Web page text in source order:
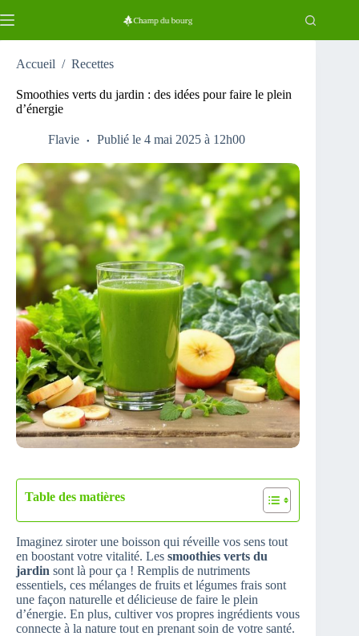
au
Accueil / Recettes
Smoothies verts du jardin : des idées pour faire le plein
d’énergie
Flavie Publié le 4 mai 2025 à 12h00
Table des matières
Imaginez siroter une boisson qui réveille vos sens tout
en boostant votre vitalité. Les smoothies verts du
jardin sont là pour ça ! Remplis de nutriments
essentiels, ces mélanges de fruits et légumes frais sont
une façon naturelle et délicieuse de faire le plein
d’énergie. En plus, cultiver vos propres ingrédients vous
connecte à la nature tout en prenant soin de votre santé.